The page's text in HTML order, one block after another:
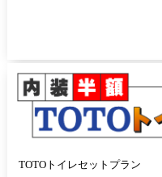
TOTOトイレセットプラン